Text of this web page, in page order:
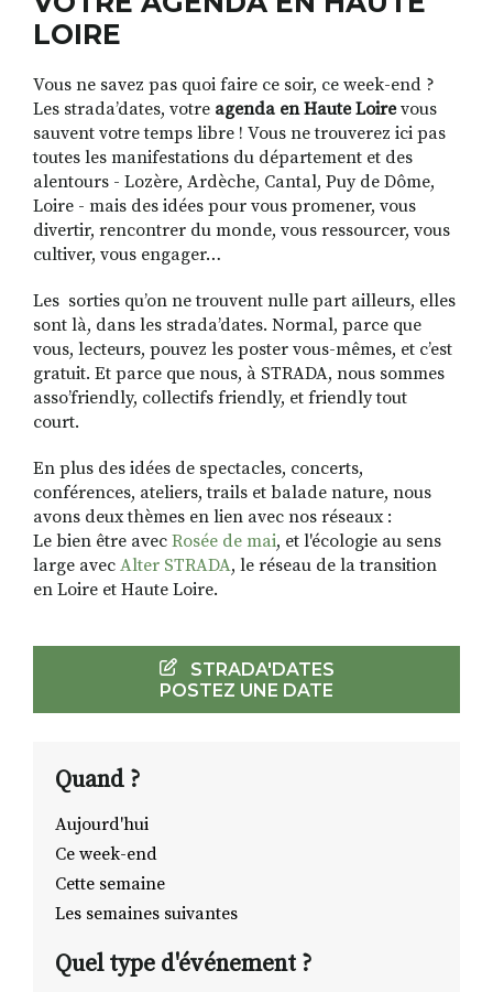
RECHERCHER
S'ABONNER
S'INSCRIRE À LA NEWSLETTER
FACEBOOKINSTAGRAM
LINKEDINYOUTUBE
LOIRE
Vous ne savez pas quoi faire ce soir, ce week-end ?
Les strada’dates, votre agenda en Haute Loirevous
sauvent votre temps libre ! Vous ne trouverez ici pas
toutes les manifestations du département et des
alentours - Lozère, Ardèche, Cantal, Puy de Dôme,
Loire - mais des idées pour vous promener, vous
divertir, rencontrer du monde, vous ressourcer, vous
cultiver, vous engager…
Les sorties qu’on ne trouvent nulle part ailleurs, elles
sont là, dans les strada’dates. Normal, parce que
vous, lecteurs, pouvez les poster vous-mêmes, et c’est
gratuit. Et parce que nous, à STRADA, nous sommes
asso’friendly, collectifs friendly, et friendly tout
court.
En plus des idées de spectacles, concerts,
conférences, ateliers, trails et balade nature, nous
avons deux thèmes en lien avec nos réseaux :
Le bien être avec Rosée de mai, et l'écologie au sens
large avec Alter STRADA, le réseau de la transition
en Loire et Haute Loire.
STRADA'DATES
POSTEZ UNE DATE
Quand ?
Aujourd'hui
Ce week-end
Cette semaine
Les semaines suivantes
Quel type d'événement ?